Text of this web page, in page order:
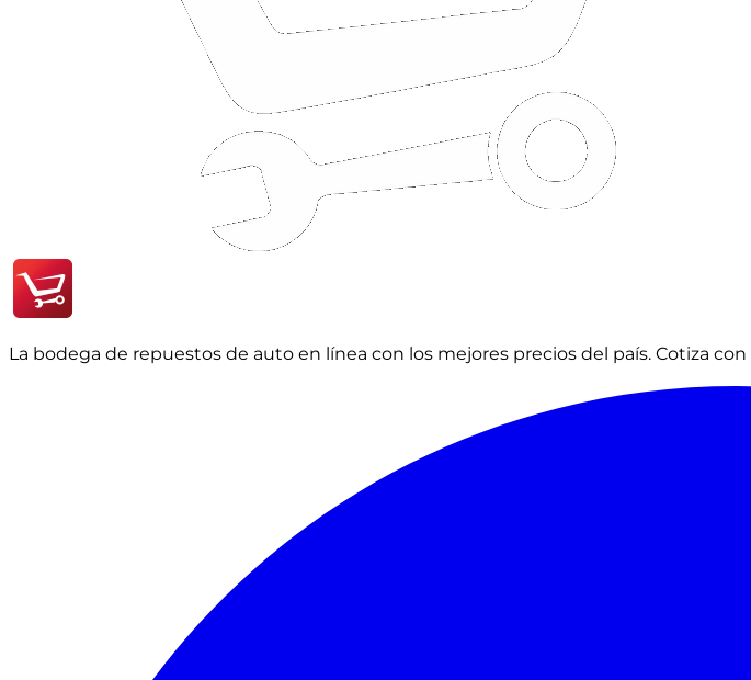
La bodega de repuestos de auto en línea con los mejores precios del país. Cotiza